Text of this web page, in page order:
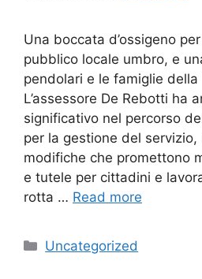
Una boccata d’ossigeno
pubblico locale umbro, e
pendolari e le famiglie della
L’assessore De Rebotti ha
significativo nel percorso
per la gestione del
modifiche che promettono
e tutele per cittadini e
rotta … Read more
Categories
Uncategorized